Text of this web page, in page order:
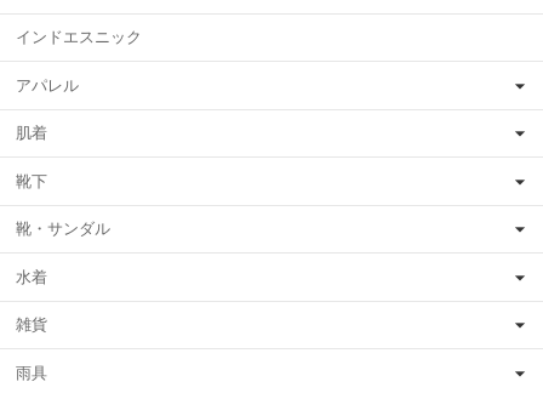
インドエスニック
アパレル
肌着
靴下
靴・サンダル
水着
雑貨
雨具